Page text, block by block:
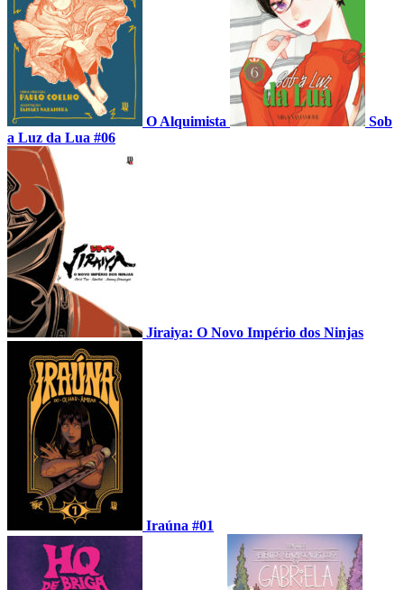
O Alquimista
Sob
a Luz da Lua #06
Jiraiya: O Novo Império dos Ninjas
Iraúna #01